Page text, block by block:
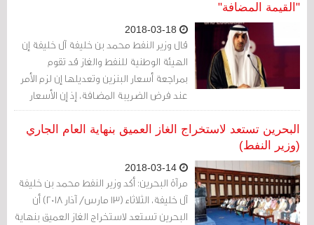
"القيمة المضافة"
قال وزير النفط محمد بن خليفة آل خليفة إن
الهيئة الوطنية للنفط والغاز قد تقوم
بمراجعة أسعار البنزين وتعديلها إن لزم الأمر
عند فرض الضريبة المضافة، إذ إن الأسعار
الحالية غير شاملة الضريبة المضافة.
البحرين تستعد لاستخراج الغاز العميق بنهاية العام الجاري
(وزير النفط)
مرآة البحرين: أكد وزير النفط محمد بن خليفة
آل خليفة، الثلاثاء (13 مارس/ آذار 2018) أن
البحرين تستعد لاستخراج الغاز العميق بنهاية